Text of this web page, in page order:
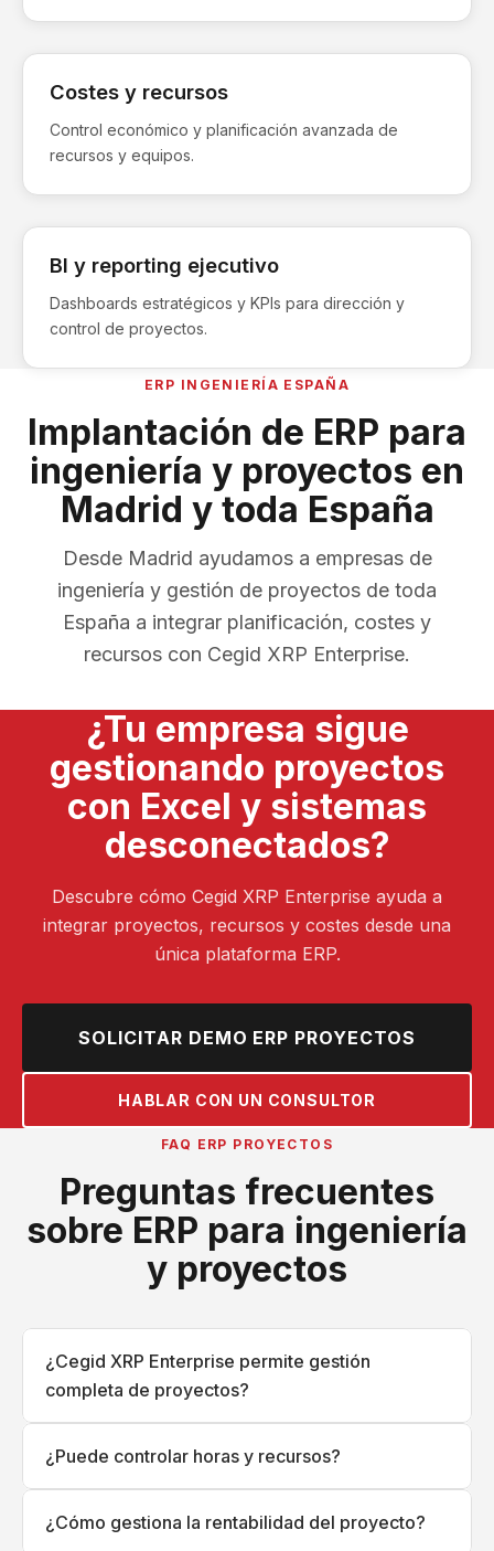
Costes y recursos
Control económico y planificación avanzada de
recursos y equipos.
BI y reporting ejecutivo
Dashboards estratégicos y KPIs para dirección y
control de proyectos.
ERP INGENIERÍA ESPAÑA
Implantación de ERP para
ingeniería y proyectos en
Madrid y toda España
Desde Madrid ayudamos a empresas de
ingeniería y gestión de proyectos de toda
España a integrar planificación, costes y
recursos con Cegid XRP Enterprise.
¿Tu empresa sigue
gestionando proyectos
con Excel y sistemas
desconectados?
Descubre cómo Cegid XRP Enterprise ayuda a
integrar proyectos, recursos y costes desde una
única plataforma ERP.
SOLICITAR DEMO ERP PROYECTOS
HABLAR CON UN CONSULTOR
FAQ ERP PROYECTOS
Preguntas frecuentes
sobre ERP para ingeniería
y proyectos
¿Cegid XRP Enterprise permite gestión
completa de proyectos?
¿Puede controlar horas y recursos?
¿Cómo gestiona la rentabilidad del proyecto?